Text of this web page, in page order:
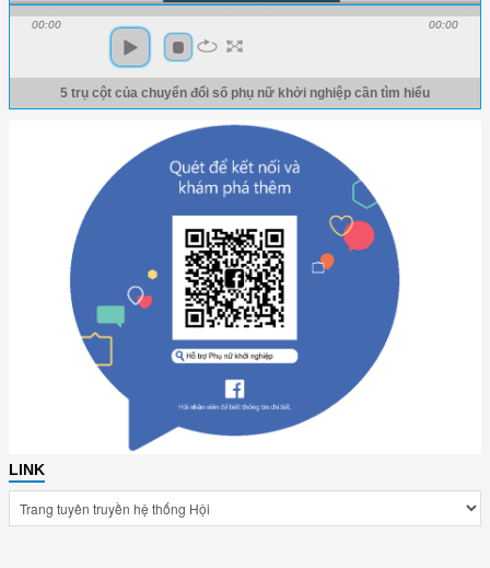
00:00 00:00
5 trụ cột của chuyển đổi số phụ nữ khởi nghiệp cần tìm hiểu
LINK